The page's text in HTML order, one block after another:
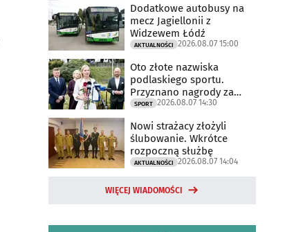
Dodatkowe autobusy na
mecz Jagiellonii z
Widzewem Łódź
AKTUALNOŚCI 2026.08.07 15:00
Oto złote nazwiska
podlaskiego sportu.
Przyznano nagrody za
2025 rok
SPORT 2026.08.07 14:30
Nowi strażacy złożyli
ślubowanie. Wkrótce
rozpoczną służbę
AKTUALNOŚCI 2026.08.07 14:04
WIĘCEJ WIADOMOŚCI